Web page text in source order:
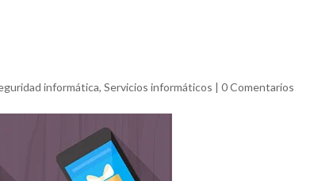
informática,Servicios informáticos |0 Comentarios